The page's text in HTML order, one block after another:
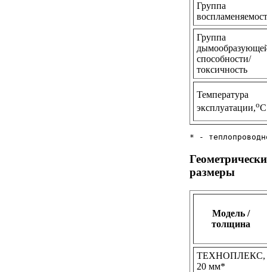
Группа
Группа
способности/
токсичность
Температура
эксплуатации,оС
* -
размеры
Модель /
толщина
ТЕХНОПЛЕКС,
20 мм*